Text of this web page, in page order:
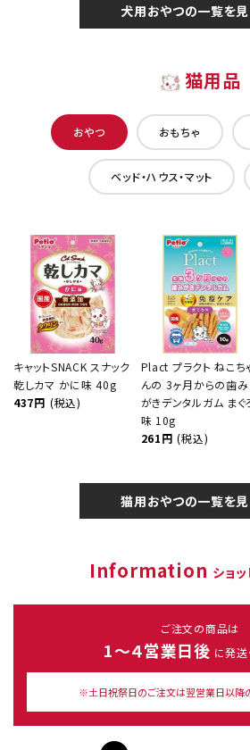
犬用おやつの一覧を
猫用品
おやつ おもちゃ
ベッド・ハウス・マット
キャットSNACK スナック
乾しカマ かに味 40g
437円 (税込)
Plact プラクト ねこち
んの 3ヶ月からの歯み
がきデンタルガム まぐ
味 10g
261円 (税込)
猫用おやつの一覧を
Information ショ
ご注文の商品は
1～４営業日後 に発送
※土日祝祭日のご注文は翌営業日以降の